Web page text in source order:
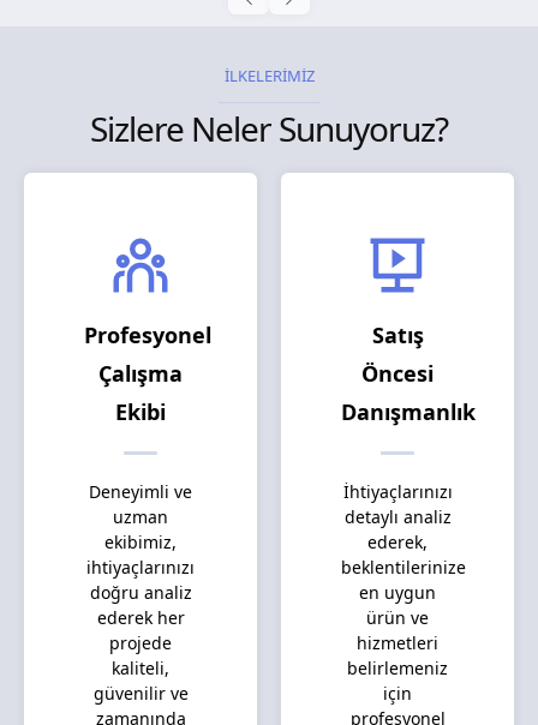
İLKELERİMİZ
Sizlere Neler Sunuyoruz?
Profesyonel
Çalışma
Ekibi
Deneyimli ve
uzman
ekibimiz,
ihtiyaçlarınızı
doğru analiz
ederek her
projede
kaliteli,
güvenilir ve
zamanında
Satış
Öncesi
Danışmanlık
İhtiyaçlarınızı
detaylı analiz
ederek,
beklentilerinize
en uygun
ürün ve
hizmetleri
belirlemeniz
için
profesyonel